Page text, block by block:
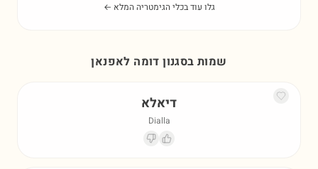
גלו עוד בכלי הגימטריה המלא ←
שמות בסגנון דומה לאפנאן
דיאלא
Dialla